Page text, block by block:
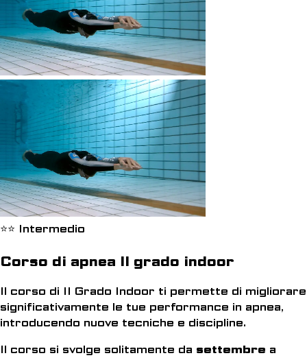
⭐⭐ Intermedio
Corso di apnea II grado indoor
Il corso di II Grado Indoor ti permette di migliorare
significativamente le tue performance in apnea,
introducendo nuove tecniche e discipline.
Il corso si svolge solitamente da settembre a